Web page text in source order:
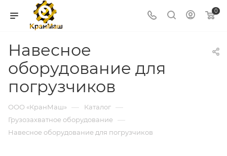
0
Навесное
оборудование для
погрузчиков
ООО «КранМаш» — Каталог —
Грузозахватное оборудование —
Навесное оборудование для погрузчиков